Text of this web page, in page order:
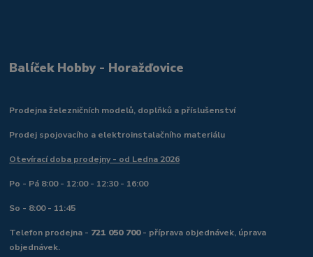
Balíček Hobby - Horažďovice
Prodejna železničních modelů, doplňků a příslušenství
Prodej spojovacího a elektroinstalačního materiálu
Otevírací doba prodejny - od Ledna 2026
Po - Pá 8:00 - 12:00 - 12:30 - 16:00
So - 8:00 - 11:45
Telefon prodejna - 721 050 700- příprava objednávek, úprava
objednávek.